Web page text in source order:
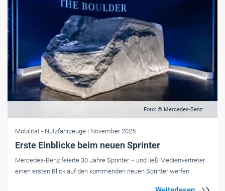
Foto: © Mercedes-Benz
Mobilität - Nutzfahrzeuge | November 2025
Erste Einblicke beim neuen Sprinter
Mercedes-Benz feierte 30 Jahre Sprinter – und ließ Medienvertreter
einen ersten Blick auf den kommenden neuen Sprinter werfen.